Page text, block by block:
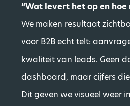
“Wat levert het op en
We maken resultaat
voor B2B echt telt:
kwaliteit van leads. Geen
dashboard, maar cijfers
Dit geven we visueel weer